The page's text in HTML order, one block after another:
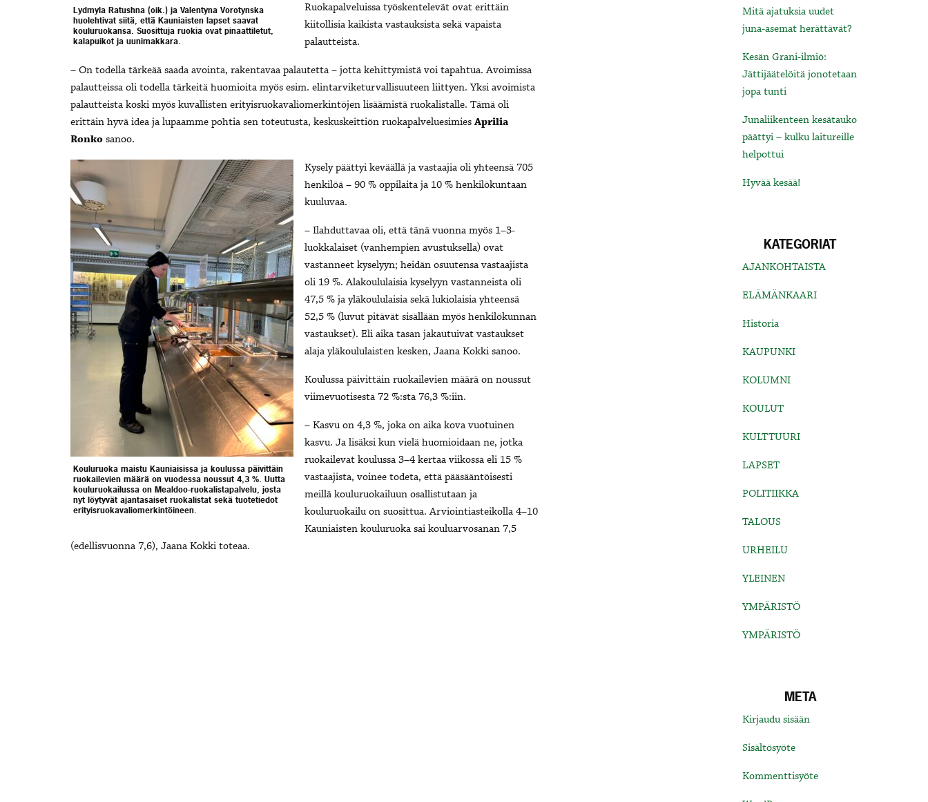
Lydmyla Ratushna (oik.) ja Valentyna Vorotynska
huolehtivat siitä, että Kauniaisten lapset saavat
kouluruokansa. Suosittuja ruokia ovat pinaattiletut,
kalapuikot ja uunimakkara.
Ruokapalveluissa työskentelevät ovat erittäin
kiitollisia kaikista vastauksista sekä vapaista
palautteista.
– On todella tärkeää saada avointa, rakentavaa palautetta – jotta kehittymistä voi tapahtua. Avoimissa
palautteissa oli todella tärkeitä huomioita myös esim. elintarviketurvallisuuteen liittyen. Yksi avoimista
palautteista koski myös kuvallisten erityisruokavaliomerkintöjen lisäämistä ruokalistalle. Tämä oli
erittäin hyvä idea ja lupaamme pohtia sen toteutusta, keskuskeittiön ruokapalveluesimiesAprilia
Ronko sanoo.
Kouluruoka maistu Kauniaisissa ja koulussa päivittäin
ruokailevien määrä on vuodessa noussut 4,3 %. Uutta
kouluruokailussa on Mealdoo-ruokalistapalvelu, josta
nyt löytyvät ajantasaiset ruokalistat sekä tuotetiedot
erityisruokavaliomerkintöineen.
Kysely päättyi keväällä ja vastaajia oli yhteensä 705
henkilöä – 90 % oppilaita ja 10 % henkilökuntaan
kuuluvaa.
– Ilahduttavaa oli, että tänä vuonna myös 1–3-
luokkalaiset (vanhempien avustuksella) ovat
vastanneet kyselyyn; heidän osuutensa vastaajista
oli 19 %. Alakoululaisia kyselyyn vastanneista oli
47,5 % ja yläkoululaisia sekä lukiolaisia yhteensä
52,5 % (luvut pitävät sisällään myös henkilökunnan
vastaukset). Eli aika tasan jakautuivat vastaukset
alaja yläkoululaisten kesken, Jaana Kokki sanoo.
Koulussa päivittäin ruokailevien määrä on noussut
viimevuotisesta 72 %:sta 76,3 %:iin.
– Kasvu on 4,3 %, joka on aika kova vuotuinen
kasvu. Ja lisäksi kun vielä huomioidaan ne, jotka
ruokailevat koulussa 3–4 kertaa viikossa eli 15 %
vastaajista, voinee todeta, että pääsääntöisesti
meillä kouluruokailuun osallistutaan ja
kouluruokailu on suosittua. Arviointiasteikolla 4–10
Kauniaisten kouluruoka sai kouluarvosanan 7,5
(edellisvuonna 7,6), Jaana Kokki toteaa.
Mitä ajatuksia uudet
juna-asemat herättävät?
Kesän Grani-ilmiö:
Jättijäätelöitä jonotetaan
jopa tunti
Junaliikenteen kesätauko
päättyi – kulku laitureille
helpottui
Hyvää kesää!
KATEGORIAT
AJANKOHTAISTA
ELÄMÄNKAARI
Historia
KAUPUNKI
KOLUMNI
KOULUT
KULTTUURI
LAPSET
POLITIIKKA
TALOUS
URHEILU
YLEINEN
YMPÄRISTÖ
YMPÄRISTÖ
META
Kirjaudu sisään
Sisältösyöte
Kommenttisyöte